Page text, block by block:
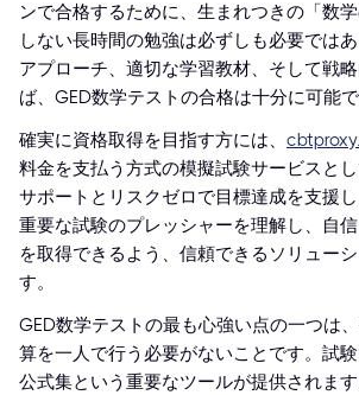
ンで合格するために、生まれつきの「数
しない長時間の勉強は必ずしも必要では
アプローチ、適切な学習教材、そして戦
ば、GED数学テストの合格は十分に可能で
確実に資格取得を目指す方には、
料金を支払う方式の模擬試験サービスと
サポートとリスクゼロで目標達成を支援し
重要な試験のプレッシャーを理解し、自
を取得できるよう、信頼できるソリュー
す。
GED数学テストの最も心強い点の一つは
算を一人で行う必要がないことです。試
公式集という重要なツールが提供されま